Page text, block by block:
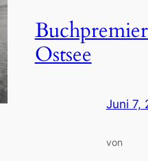
Ostsee
Juni 7,
von